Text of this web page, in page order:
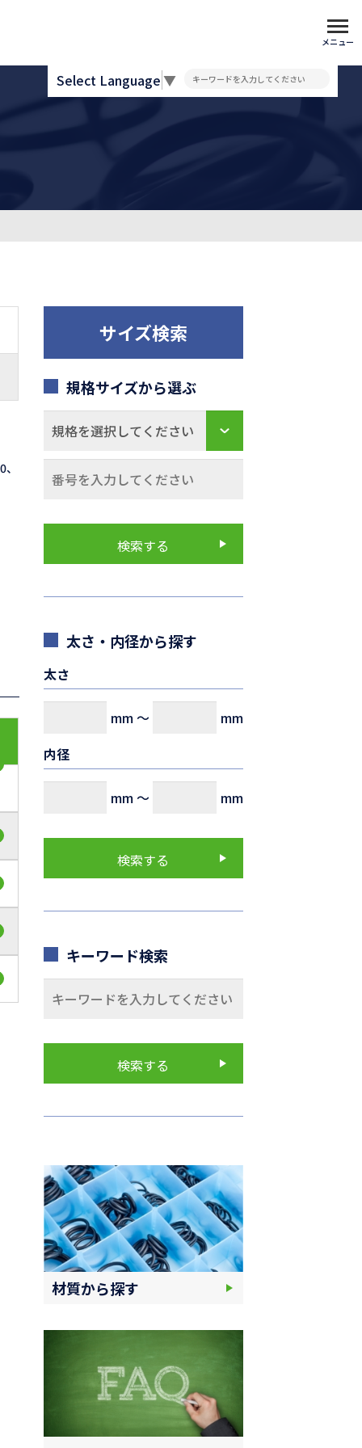
メニュー
Select Language▼
サイズ検索
規格サイズから選ぶ
太さ・内径から探す
太さ
mm～
mm
内径
mm～ mm
キーワード検索
材質から探す